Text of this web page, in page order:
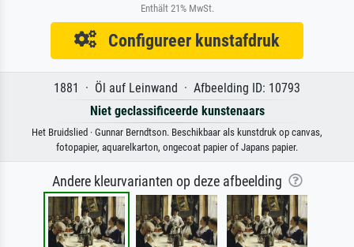
Enthält 21% MwSt.
Configureer kunstafdruk
1881 · Öl auf Leinwand · Afbeelding ID: 10793
Niet geclassificeerde kunstenaars
Het Bruidslied · Gunnar Berndtson. Beschikbaar als kunstdruk op canvas,
fotopapier, aquarelkarton, ongecoat papier of Japans papier.
Andere kleurvarianten op deze afbeelding